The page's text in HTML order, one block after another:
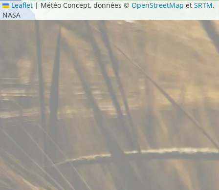
Leaflet | Météo Concept, données ©OpenStreetMap etSRTM,
NASA